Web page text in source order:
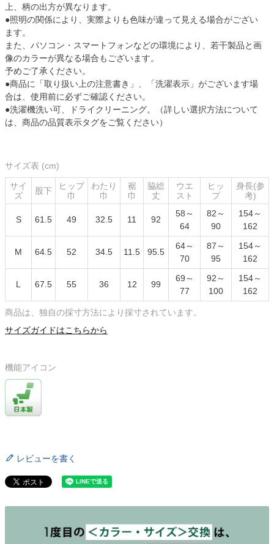
上、柄の出方が異なります。
●照明の関係により、実際よりも色味が違って見える場合がござい
ます。
また、パソコン・スマートフォンなどの環境により、若干製品と画
像のカラーが異なる場合もございます。
予めご了承ください。
●商品に「取り扱い上の注意書き」、「洗濯表示」がございます場
合は、使用前に必ずご確認ください。
●洗濯機洗い可、ドライクリーニング。（詳しい選択方法について
は、商品の品質表示タグをご覧ください）
サイズ表 (cm)
サイ
ズ
股下
ヒップ
巾
わたり
巾
裾
巾
脇総
丈
ウエ
スト
ヒッ
プ
身長(参
考)
S 61.5 49 32.5 11 92
58～
64
82～
90
154～
162
M 64.5 52 34.5 11.5 95.5
64～
70
87～
95
154～
162
L 67.5 55 36 12 99
69～
77
92～
100
154～
162
商品は、独自の採寸方法により採寸されています。
サイズガイドはこちらから
機能アイコン
レビューを書く